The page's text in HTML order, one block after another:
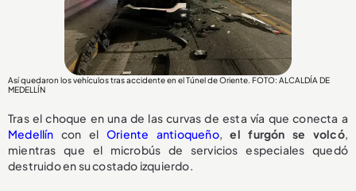
Así quedaron los vehículos tras accidente en el Túnel de Oriente. FOTO: ALCALDÍA DE
MEDELLÍN
Tras el choque en una de las curvas de esta vía que conecta a
Medellín con el Oriente antioqueño,el furgón se volcó,
mientras que el microbús de servicios especiales quedó
destruido en su costado izquierdo.